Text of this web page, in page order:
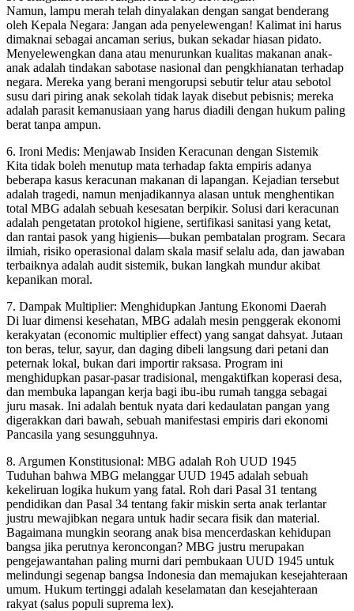
Namun, lampu merah telah dinyalakan dengan sangat benderang
oleh Kepala Negara: Jangan ada penyelewengan! Kalimat ini harus
dimaknai sebagai ancaman serius, bukan sekadar hiasan pidato.
Menyelewengkan dana atau menurunkan kualitas makanan anak-
anak adalah tindakan sabotase nasional dan pengkhianatan terhadap
negara. Mereka yang berani mengorupsi sebutir telur atau sebotol
susu dari piring anak sekolah tidak layak disebut pebisnis; mereka
adalah parasit kemanusiaan yang harus diadili dengan hukum paling
berat tanpa ampun.
6. Ironi Medis: Menjawab Insiden Keracunan dengan Sistemik
Kita tidak boleh menutup mata terhadap fakta empiris adanya
beberapa kasus keracunan makanan di lapangan. Kejadian tersebut
adalah tragedi, namun menjadikannya alasan untuk menghentikan
total MBG adalah sebuah kesesatan berpikir. Solusi dari keracunan
adalah pengetatan protokol higiene, sertifikasi sanitasi yang ketat,
dan rantai pasok yang higienis—bukan pembatalan program. Secara
ilmiah, risiko operasional dalam skala masif selalu ada, dan jawaban
terbaiknya adalah audit sistemik, bukan langkah mundur akibat
kepanikan moral.
7. Dampak Multiplier: Menghidupkan Jantung Ekonomi Daerah
Di luar dimensi kesehatan, MBG adalah mesin penggerak ekonomi
kerakyatan (economic multiplier effect) yang sangat dahsyat. Jutaan
ton beras, telur, sayur, dan daging dibeli langsung dari petani dan
peternak lokal, bukan dari importir raksasa. Program ini
menghidupkan pasar-pasar tradisional, mengaktifkan koperasi desa,
dan membuka lapangan kerja bagi ibu-ibu rumah tangga sebagai
juru masak. Ini adalah bentuk nyata dari kedaulatan pangan yang
digerakkan dari bawah, sebuah manifestasi empiris dari ekonomi
Pancasila yang sesungguhnya.
8. Argumen Konstitusional: MBG adalah Roh UUD 1945
Tuduhan bahwa MBG melanggar UUD 1945 adalah sebuah
kekeliruan logika hukum yang fatal. Roh dari Pasal 31 tentang
pendidikan dan Pasal 34 tentang fakir miskin serta anak terlantar
justru mewajibkan negara untuk hadir secara fisik dan material.
Bagaimana mungkin seorang anak bisa mencerdaskan kehidupan
bangsa jika perutnya keroncongan? MBG justru merupakan
pengejawantahan paling murni dari pembukaan UUD 1945 untuk
melindungi segenap bangsa Indonesia dan memajukan kesejahteraan
umum. Hukum tertinggi adalah keselamatan dan kesejahteraan
rakyat (salus populi suprema lex).